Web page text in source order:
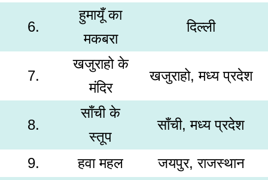
6.
हुमायूँ का
मकबरा
दिल्ली
7.
खजुराहो के
मंदिर
खजुराहो, मध्य प्रदेश
8.
साँची के
स्तूप
साँची, मध्य प्रदेश
9. हवा महल जयपुर, राजस्थान